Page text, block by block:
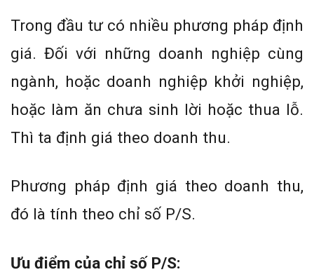
Trong đầu tư có nhiều phương pháp định
giá. Đối với những doanh nghiệp cùng
ngành, hoặc doanh nghiệp khởi nghiệp,
hoặc làm ăn chưa sinh lời hoặc thua lỗ.
Thì ta định giá theo doanh thu.
Phương pháp định giá theo doanh thu,
đó là tính theo chỉ số P/S.
Ưu điểm của chỉ số P/S: